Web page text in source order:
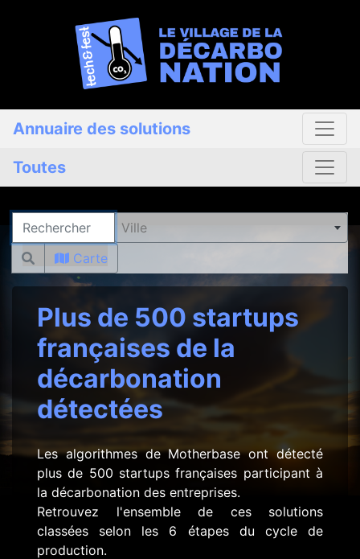
Annuaire des solutions
Toutes
Rechercher
Ville
Carte
Plus de 500 startups
françaises de la
décarbonation
détectées
Les algorithmes de Motherbase ont détecté
plus de 500 startups françaises participant à
la décarbonation des entreprises.
Retrouvez l'ensemble de ces solutions
classées selon les 6 étapes du cycle de
production.